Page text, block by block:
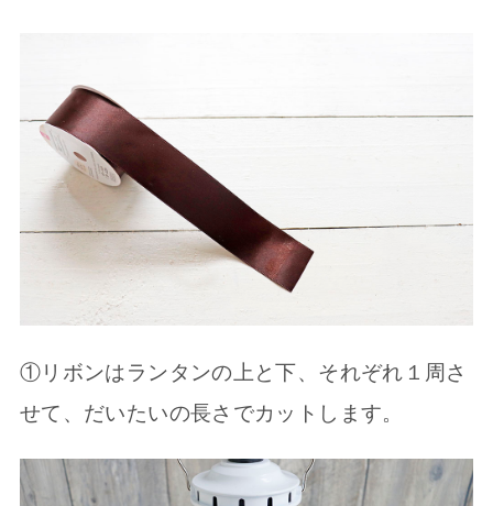
①リボンはランタンの上と下、それぞれ１周さ
せて、だいたいの長さでカットします。